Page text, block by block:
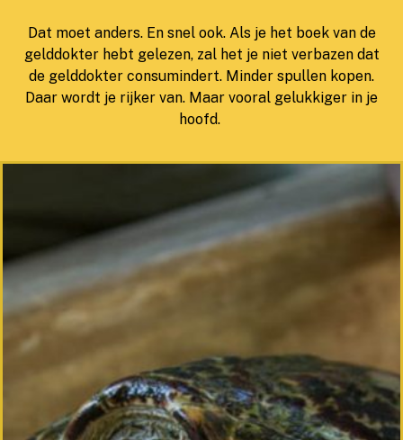
Dat moet anders. En snel ook. Als je het boek van de
gelddokter hebt gelezen, zal het je niet verbazen dat
de gelddokter consumindert. Minder spullen kopen.
Daar wordt je rijker van. Maar vooral gelukkiger in je
hoofd.